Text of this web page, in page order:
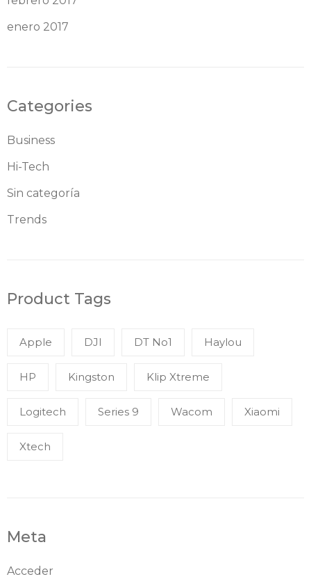
enero 2017
Categories
Business
Hi-Tech
Sin categoría
Trends
Product Tags
Apple DJI DT No1 Haylou
HP Kingston Klip Xtreme
Logitech Series 9 Wacom Xiaomi
Xtech
Meta
Acceder